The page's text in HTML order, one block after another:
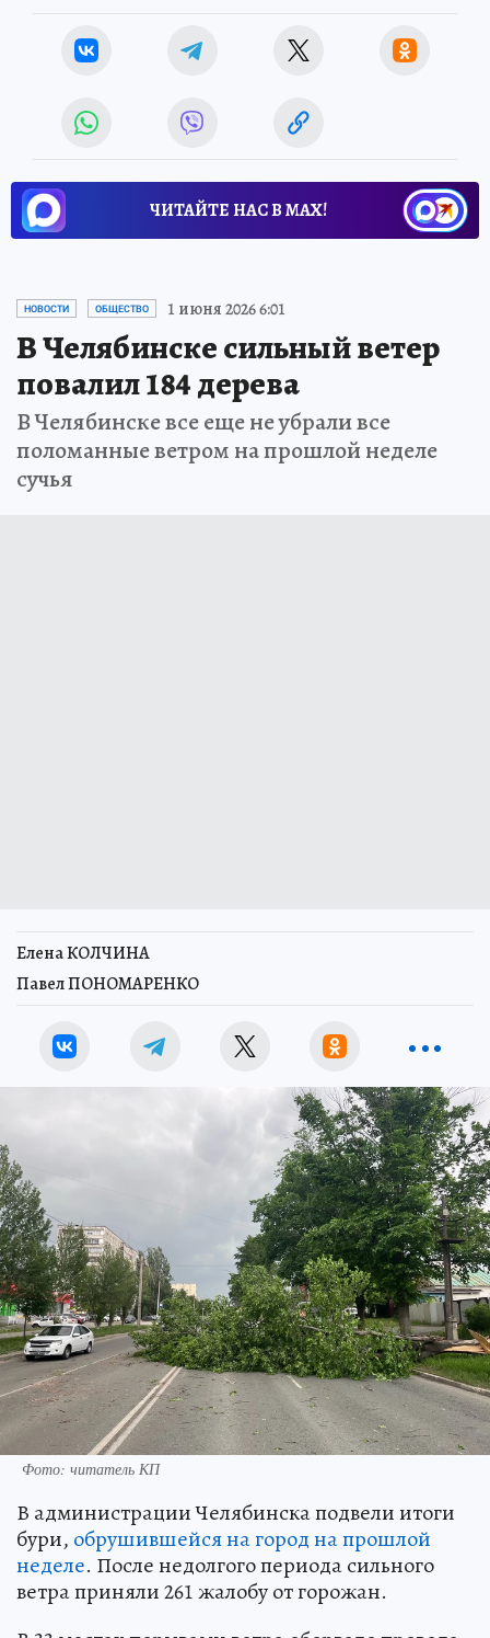
ЧИТАЙТЕ НАС В МАХ!
НОВОСТИ ОБЩЕСТВО 1 июня 2026 6:01
В Челябинске сильный ветер
повалил 184 дерева
В Челябинске все еще не убрали все
поломанные ветром на прошлой неделе
сучья
Елена КОЛЧИНА
Павел ПОНОМАРЕНКО
Фото: читатель КП
В администрации Челябинска подвели итоги
бури, обрушившейся на город на прошлой
неделе. После недолгого периода сильного
ветра приняли 261 жалобу от горожан.